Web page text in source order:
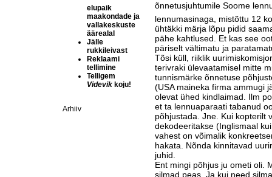
elupaik
maakondade ja
vallakeskuste
äärealal
Jälle
rukkileivast
Reklaami
tellimine
Telligem
Videvik koju!
Arhiiv
õnnetusjuhtumile Soome
lennumasinaga, mistõttu 12
ühtäkki märja lõpu pidid
pähe kahtlused. Et kas see
päriselt vältimatu ja
Tõsi küll, riiklik
terivraki ülevaatamisel mitte
tunnismärke õnne­tuse
(USA maineka firma ammugi
olevat ühed kindlaimad. Ilm
et ta lennuaparaati tabanud
põhjustada. Jne. Kui kopterilt
dekodeeritakse (Inglismaal
vahest on võimalik
hakata. Nõnda kinnita­vad
juhid.
Ent mingi põhjus ju ometi oli.
silmad peas. Ja kui need